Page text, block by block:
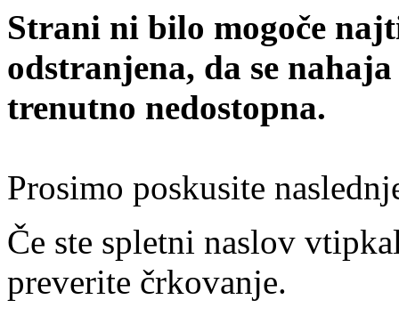
Strani ni bilo mogoče
odstranjena, da se
trenutno nedostopna.
Prosimo poskusite
Če ste spletni naslov
preverite črkovanje.